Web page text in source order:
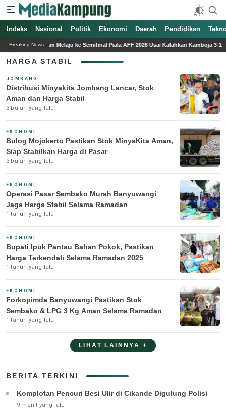
Media Kampung
Media Online Indonesia Terpercaya
Indeks Nasional Politik Ekonomi Daerah Pendidikan
Breaking News
Vietnam Melaju ke Semifinal Piala AFF 2026 Usai Kalahkan Kamboja 3-1
HARGA STABIL
JOMBANG
Distribusi Minyakita Jombang Lancar, Stok
Aman dan Harga Stabil
3 bulan yang lalu
EKONOMI
Bulog Mojokerto Pastikan Stok MinyaKita Aman,
Siap Stabilkan Harga di Pasar
3 bulan yang lalu
EKONOMI
Operasi Pasar Sembako Murah Banyuwangi
Jaga Harga Stabil Selama Ramadan
1 tahun yang lalu
EKONOMI
Bupati Ipuk Pantau Bahan Pokok, Pastikan
Harga Terkendali Selama Ramadan 2025
1 tahun yang lalu
EKONOMI
Forkopimda Banyuwangi Pastikan Stok
Sembako & LPG 3 Kg Aman Selama Ramadan
1 tahun yang lalu
LIHAT LAINNYA +
BERITA TERKINI
Komplotan Pencuri Besi Ulir di Cikande Digulung Polisi
9 menit yang lalu